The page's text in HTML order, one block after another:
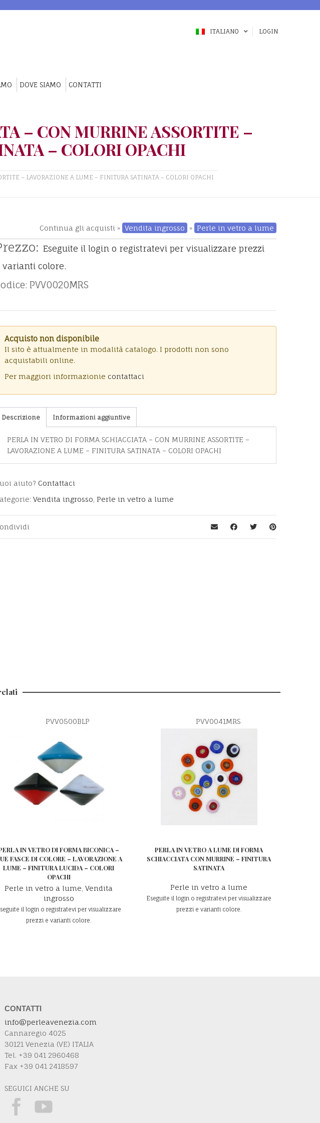
ITALIANO LOGIN
DOVE SIAMO CONTATTI
– CON MURRINE ASSORTITE –
– COLORI OPACHI
– LAVORAZIONE A LUME – FINITURA SATINATA – COLORI OPACHI
Continua gli acquisti » Vendita ingrosso » Perle in vetro a lume
Eseguite il login o registratevi per visualizzare prezzi
varianti colore.
PVV0020MRS
Acquisto non disponibile
Il sito è attualmente in modalità catalogo. I prodotti non sono
acquistabili online.
Per maggiori informazionie contattaci
Descrizione Informazioni aggiuntive
PERLA IN VETRO DI FORMA SCHIACCIATA – CON MURRINE ASSORTITE –
LAVORAZIONE A LUME – FINITURA SATINATA – COLORI OPACHI
aiuto? Contattaci
Vendita ingrosso Perle in vetro a lume
PVV0500BLP
IN VETRO DI FORMA BICONICA –
FASCE DI COLORE – LAVORAZIONE A
LUME – FINITURA LUCIDA – COLORI
OPACHI
Perle in vetro a lume Vendita
ingrosso
il login o registratevi per visualizzare
prezzi e varianti colore.
PVV0041MRS
PERLA IN VETRO A LUME DI FORMA
SCHIACCIATA CON MURRINE – FINITURA
SATINATA
Perle in vetro a lume
Eseguite il login o registratevi per visualizzare
prezzi e varianti colore.
CONTATTI
info@perleavenezia.com
Cannaregio 4025
30121 Venezia (VE) ITALIA
Tel. +39 041 2960468
Fax +39 041 2418597
SEGUICI ANCHE SU